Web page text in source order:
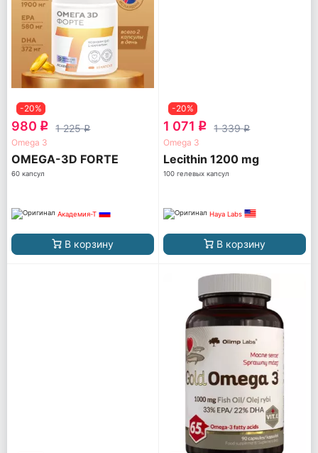
-20%
980 q 1 225q
Omega 3
OMEGA-3D FORTE
60 капсул
Академия-Т
В корзину
-20%
1 071 q 1 339q
Omega 3
Lecithin 1200 mg
100 гелевых капсул
Haya Labs
В корзину